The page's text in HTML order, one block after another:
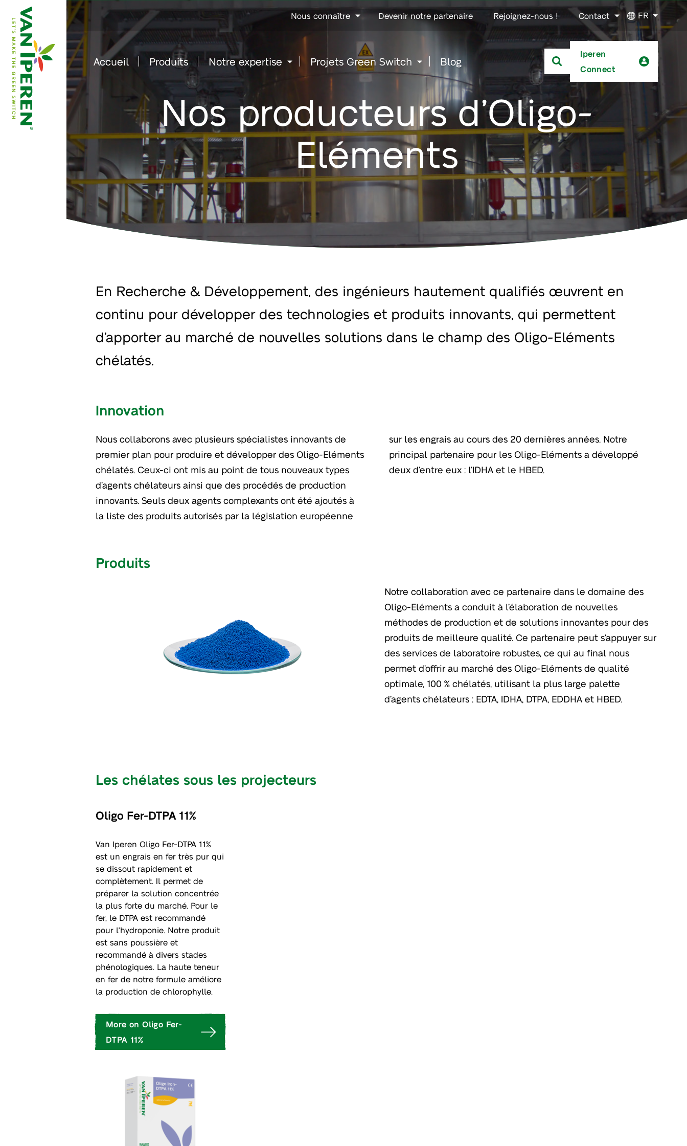
Go
to
e
Nous connaître Devenir notre partenaire Rejoignez-nous ! Contact FR
Accueil Produits Notre expertise Projets Green Switch Blog
Iperen
Connect
Nos producteurs d’Oligo-
Eléments
En Recherche & Développement, des ingénieurs hautement qualifiés œuvrent en
continu pour développer des technologies et produits innovants, qui permettent
d’apporter au marché de nouvelles solutions dans le champ des Oligo-Eléments
chélatés.
Innovation
Nous collaborons avec plusieurs spécialistes innovants de
premier plan pour produire et développer des Oligo-Eléments
chélatés. Ceux-ci ont mis au point de tous nouveaux types
d’agents chélateurs ainsi que des procédés de production
innovants. Seuls deux agents complexants ont été ajoutés à
la liste des produits autorisés par la législation européenne
sur les engrais au cours des 20 dernières années. Notre
principal partenaire pour les Oligo-Eléments a développé
deux d’entre eux : l’IDHA et le HBED.
Produits
Notre collaboration avec ce partenaire dans le domaine des
Oligo-Eléments a conduit à l’élaboration de nouvelles
méthodes de production et de solutions innovantes pour des
produits de meilleure qualité. Ce partenaire peut s’appuyer sur
des services de laboratoire robustes, ce qui au final nous
permet d’offrir au marché des Oligo-Eléments de qualité
optimale, 100 % chélatés, utilisant la plus large palette
d’agents chélateurs : EDTA, IDHA, DTPA, EDDHA et HBED.
Les chélates sous les projecteurs
Oligo Fer-DTPA 11%
Van Iperen Oligo Fer-DTPA 11%
est un engrais en fer très pur qui
se dissout rapidement et
complètement. Il permet de
préparer la solution concentrée
la plus forte du marché. Pour le
fer, le DTPA est recommandé
pour l'hydroponie. Notre produit
est sans poussière et
recommandé à divers stades
phénologiques. La haute teneur
en fer de notre formule améliore
la production de chlorophylle.
More on Oligo Fer-
DTPA 11%